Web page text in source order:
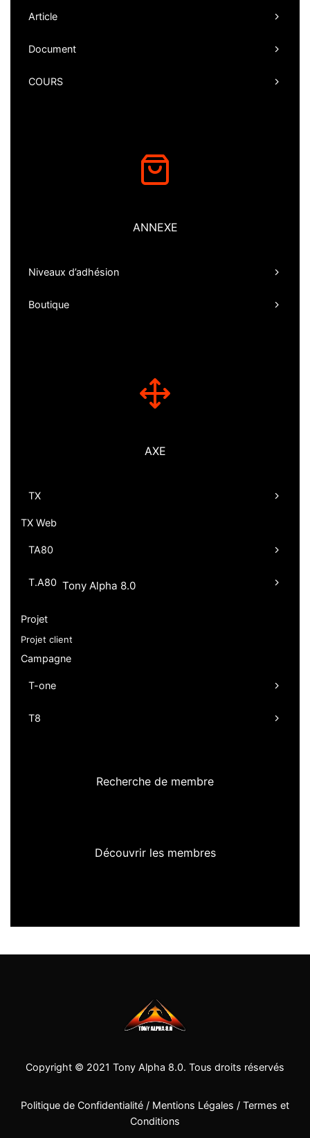
Article
Document
COURS
ANNEXE
Niveaux d’adhésion
Boutique
AXE
TX
TX Web
TA80
T.A80 Tony Alpha 8.0
Projet
Projet client
Campagne
T-one
T8
Recherche de membre
Découvrir les membres
Copyright © 2021 Tony Alpha 8.0. Tous droits réservés
Politique de Confidentialité / Mentions Légales / Termes et
Conditions